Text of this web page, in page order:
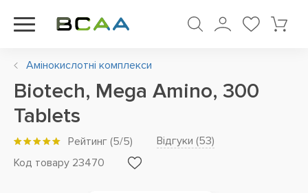
Амінокислотні комплекси
Biotech, Mega Amino, 300
Tablets
Рейтинг (5/5) Відгуки (53)
Код товару 23470